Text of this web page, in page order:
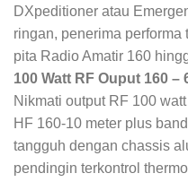
DXpeditioner atau
ringan, penerima
pita Radio Amatir 160
100 Watt RF Ouput 160 –
Nikmati output RF 100
HF 160-10 meter plus
tangguh dengan chassis
pendingin terkontrol